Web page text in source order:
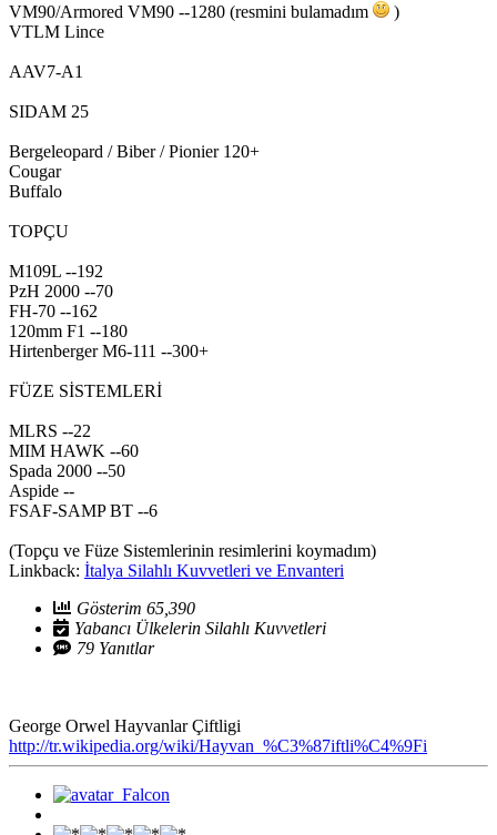
VM90/Armored VM90 --1280 (resmini bulamadım
)
VTLM Lince
AAV7-A1
SIDAM 25
Bergeleopard / Biber / Pionier 120+
Cougar
Buffalo
TOPÇU
M109L --192
PzH 2000 --70
FH-70 --162
120mm F1 --180
Hirtenberger M6-111 --300+
FÜZE SİSTEMLERİ
MLRS --22
MIM HAWK --60
Spada 2000 --50
Aspide --
FSAF-SAMP BT --6
(Topçu ve Füze Sistemlerinin resimlerini koymadım)
Linkback: İtalya Silahlı Kuvvetleri ve Envanteri
Gösterim 65,390
Yabancı Ülkelerin Silahlı Kuvvetleri
79 Yanıtlar
George Orwel Hayvanlar Çiftligi
http://tr.wikipedia.org/wiki/Hayvan_%C3%87iftli%C4%9Fi